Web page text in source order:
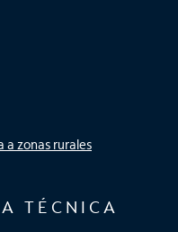
a zonas rurales
TÉCNICA